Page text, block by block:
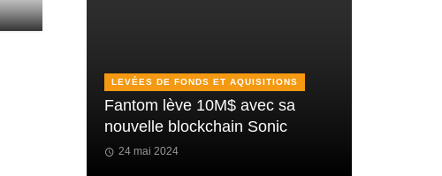
LEVÉES DE FONDS ET AQUISITIONS
Fantom lève 10M$ avec sa
nouvelle blockchain Sonic
24 mai 2024